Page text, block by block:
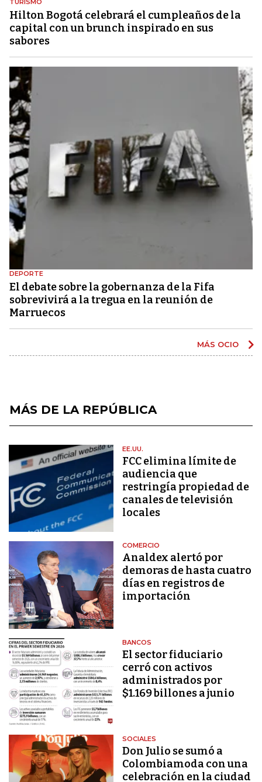
TURISMO
Hilton Bogotá celebrará el cumpleaños de la
capital con un brunch inspirado en sus
sabores
DEPORTE
El debate sobre la gobernanza de la Fifa
sobrevivirá a la tregua en la reunión de
Marruecos
MÁS OCIO
MÁS DE LA REPÚBLICA
EE.UU.
FCC elimina límite de
audiencia que
restringía propiedad de
canales de televisión
locales
COMERCIO
Analdex alertó por
demoras de hasta cuatro
días en registros de
importación
BANCOS
El sector fiduciario
cerró con activos
administrados por
$1.169 billones a junio
SOCIALES
Don Julio se sumó a
Colombiamoda con una
celebración en la ciudad